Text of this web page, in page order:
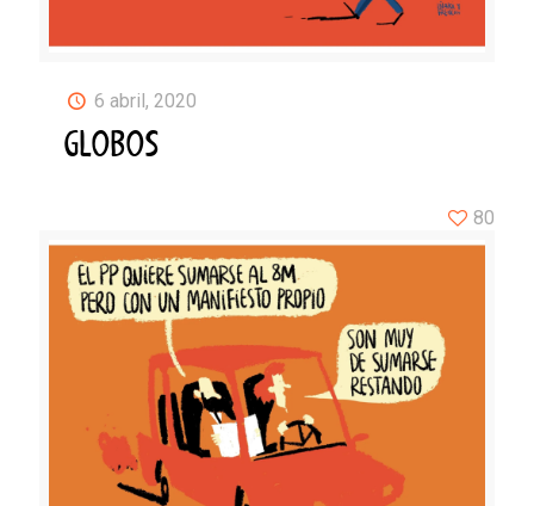
6 abril, 2020
GLOBOS
80